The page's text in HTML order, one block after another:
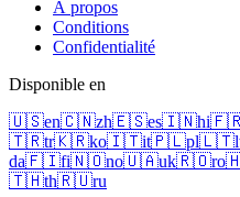
À propos
Conditions
Confidentialité
Disponible en
🇺🇸en🇨🇳zh🇪🇸es🇮🇳hi
🇹🇷tr🇰🇷ko🇮🇹it🇵🇱pl🇱🇹
da🇫🇮fi🇳🇴no🇺🇦uk🇷🇴ro
🇹🇭th🇷🇺ru